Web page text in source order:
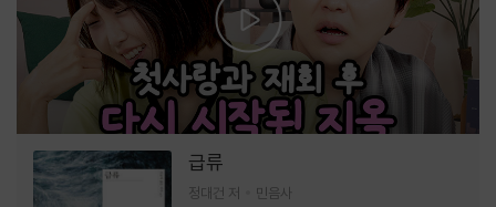
급류
정대건 저 민음사